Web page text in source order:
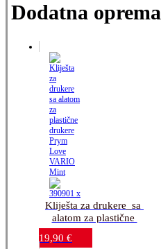
Dodatna oprema
Kliješta za drukere_sa
alatom za plastične
drukere_Prym Love
VARIO Mint
19,90 €